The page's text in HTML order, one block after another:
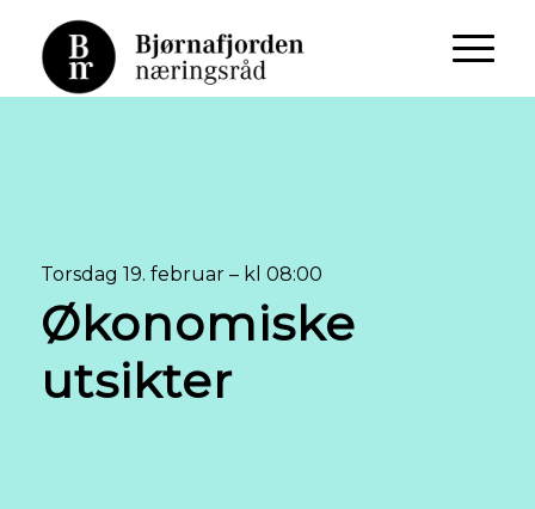
Torsdag 19. februar – kl 08:00
Økonomiske
utsikter